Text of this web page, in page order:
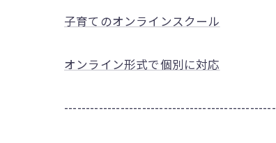
子育てのオンラインスクール
オンライン形式で個別に対応